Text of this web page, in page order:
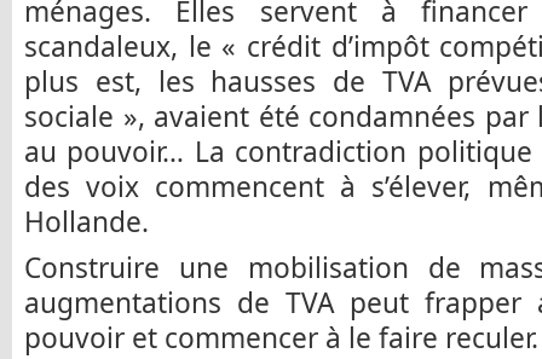
ménages. Elles servent à
scandaleux, le « crédit d’impôt
plus est, les hausses de TVA
sociale », avaient été condamnées
au pouvoir… La contradiction
des voix commencent à s’élever,
Hollande.
Construire une mobilisation de
augmentations de TVA peut
pouvoir et commencer à le faire reculer.